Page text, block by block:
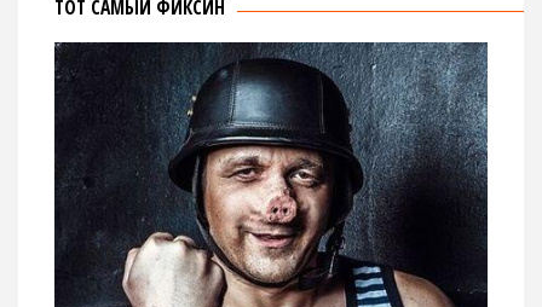
ТОТ САМЫЙ ФИКСИН